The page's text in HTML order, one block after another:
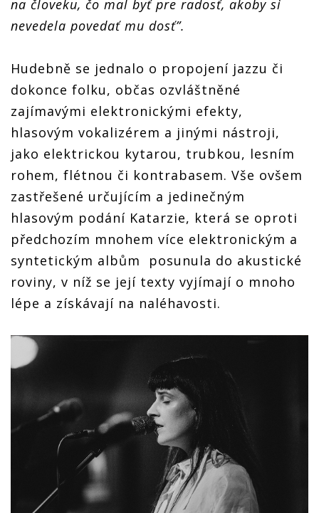
na človeku, čo mal byť pre radosť, akoby si
nevedela povedať mu dosť”.
Hudebně se jednalo o propojení jazzu či
dokonce folku, občas ozvláštněné
zajímavými elektronickými efekty,
hlasovým vokalizérem a jinými nástroji,
jako elektrickou kytarou, trubkou, lesním
rohem, flétnou či kontrabasem. Vše ovšem
zastřešené určujícím a jedinečným
hlasovým podání Katarzie, která se oproti
předchozím mnohem více elektronickým a
syntetickým albům posunula do akustické
roviny, v níž se její texty vyjímají o mnoho
lépe a získávají na naléhavosti.